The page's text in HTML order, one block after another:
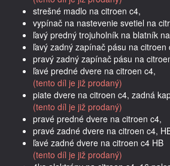
strešné madlo na citroen c4,
vypínač na nastevenie svetiel na
ľavý predný trojuholník na blatník
ľavý zadný zapínač pásu na citroen
pravý zadný zapínač pásu na
ľavé predné dvere na citroen c4,
(tento díl je již prodaný)
piate dvere na citroen c4, zadná
(tento díl je již prodaný)
pravé predné dvere na citroen c4,
pravé zadné dvere na citroen c4,
ľavé zadné dvere na citroen c4 HB
(tento díl je již prodaný)